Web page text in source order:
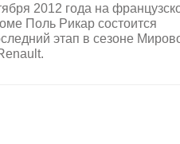
2012 года на
Поль Рикар состоится
этап в сезоне